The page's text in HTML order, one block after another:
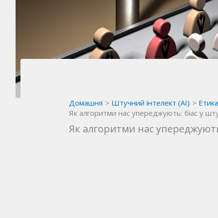
Домашня Штучний інтелект (AI)
Як алгоритми нас упереджують: біас у
Як алгоритми нас